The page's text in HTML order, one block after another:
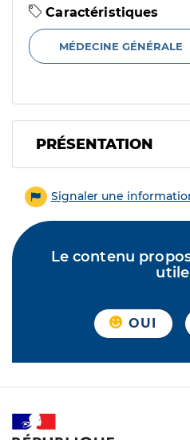
Caractéristiques
MÉDECINE GÉNÉRALE
PRÉSENTATION
Signaler une
Le contenu
OUI